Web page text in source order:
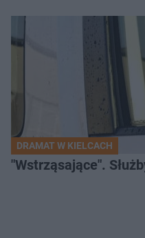
DRAMAT W KIELCACH
"Wstrząsające".